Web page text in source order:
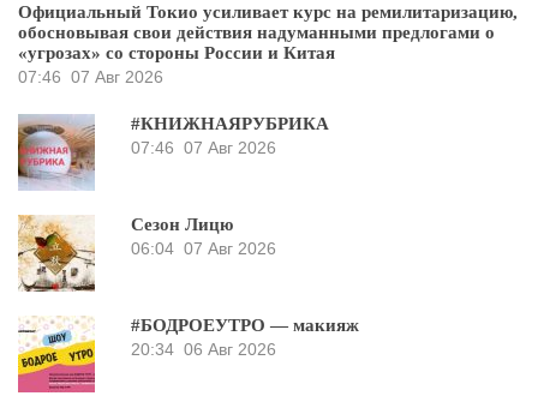
Официальный Токио усиливает курс на ремилитаризацию,
обосновывая свои действия надуманными предлогами о
«угрозах» со стороны России и Китая
07:46 07 Авг 2026
#КНИЖНАЯРУБРИКА
07:46 07 Авг 2026
Сезон Лицю
06:04 07 Авг 2026
#БОДРОЕУТРО — макияж
20:34 06 Авг 2026